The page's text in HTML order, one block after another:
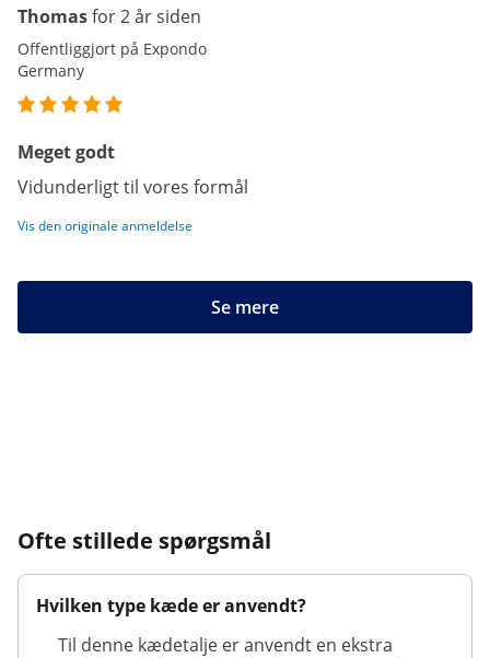
Thomasfor 2 år siden
Offentliggjort på Expondo
Germany
Meget godt
Vidunderligt til vores formål
Vis den originale anmeldelse
Se mere
Ofte stillede spørgsmål
Hvilken type kæde er anvendt?
Til denne kædetalje er anvendt en ekstra